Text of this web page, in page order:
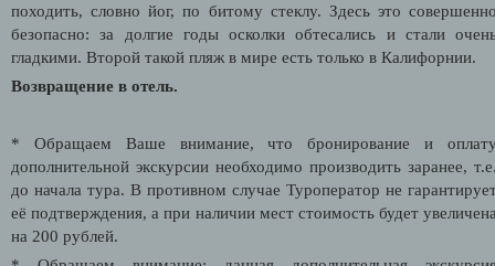
походить, словно йог, по битому стеклу. Здесь это
безопасно: за долгие годы осколки обтесались и стали
гладкими. Второй такой пляж в мире есть только в Калифорнии.
Возвращение в отель.
* Обращаем Ваше внимание, что бронирование и
дополнительной экскурсии необходимо производить заранее,
до начала тура. В противном случае Туроператор не
её подтверждения, а при наличии мест стоимость будет
на 200 рублей.